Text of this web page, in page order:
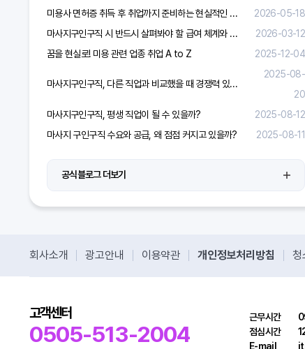
미용사 면허증 취득 후 취업까지 준비하는 현실적인 방법
2026-05-18
마사지구인구직 시 반드시 살펴봐야 할 급여 체계와 합리적 보상 가이드
2026-03-12
꿈을 현실로! 미용 관련 업종 취업 A to Z
2025-12-04
마사지구인구직, 다른 직업과 비교했을 때 경쟁력 있을까?
2025-08-
20
마사지구인구직, 평생 직업이 될 수 있을까?
2025-08-12
마사지 구인구직 수요와 공급, 왜 점점 커지고 있을까?
2025-08-11
공식블로그 더보기
회사소개 광고안내 이용약관 개인정보처리방침 청
고객센터
0505-513-2004
근무시간
점심시간
E-mail